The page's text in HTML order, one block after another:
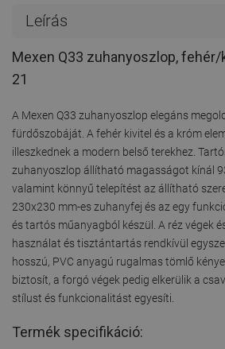
Leírás
Mexen Q33 zuhanyoszlop,
21
A Mexen Q33 zuhanyoszlop elegáns
fürdőszobáját. A fehér kivitel és a króm
illeszkednek a modern belső terekhez.
zuhanyoszlop állítható magasságot kínál
valamint könnyű telepítést az állítható
230x230 mm-es zuhanyfej és az egy
és tartós műanyagból készül. A réz végek
használat és tisztántartás rendkívül
hosszú, PVC anyagú rugalmas tömlő
biztosít, a forgó végek pedig elkerülik a
stílust és funkcionalitást egyesíti.
Termék specifikáció: